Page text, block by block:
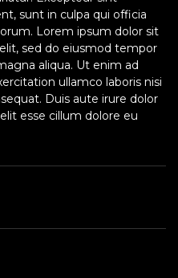
sunt in culpa qui officia
Lorem ipsum dolor sit
sed do eiusmod tempor
aliqua. Ut enim ad
ullamco laboris nisi
Duis aute irure dolor
esse cillum dolore eu